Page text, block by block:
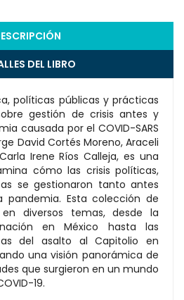
DEL LIBRO
políticas públicas y prácticas
gestión de crisis antes y
causada por el COVID-SARS
David Cortés Moreno, Araceli
Irene Ríos Calleja, es una
cómo las crisis políticas,
se gestionaron tanto antes
pandemia. Esta colección de
diversos temas, desde la
en México hasta las
del asalto al Capitolio en
una visión panorámica de
que surgieron en un mundo
19.